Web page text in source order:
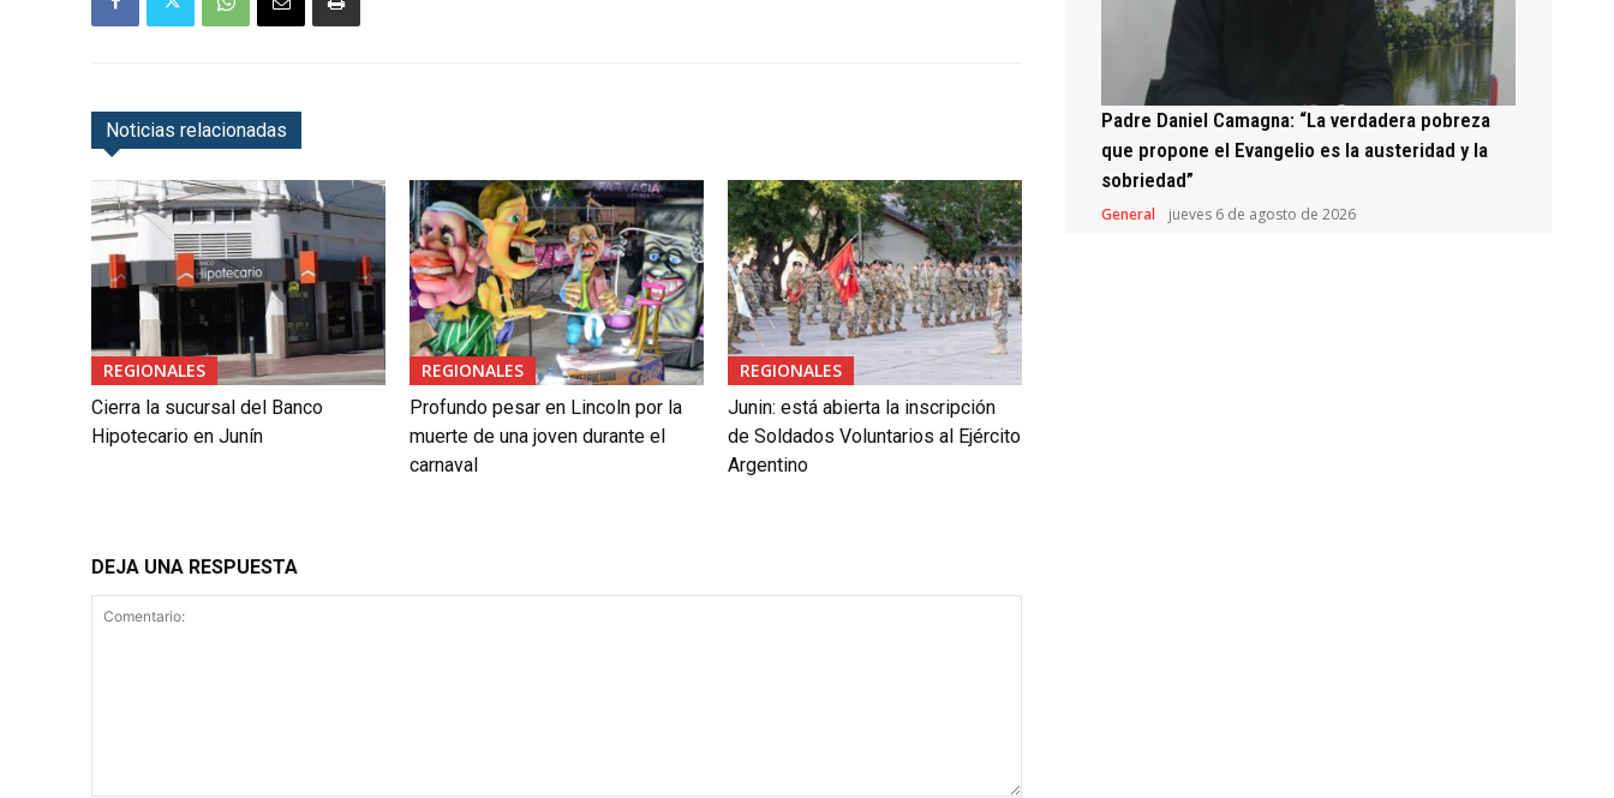
Noticias relacionadas
REGIONALES
Cierra la sucursal del Banco
Hipotecario en Junín
REGIONALES
Profundo pesar en Lincoln por la
muerte de una joven durante el
carnaval
REGIONALES
Junin: está abierta la inscripción
de Soldados Voluntarios al Ejército
Argentino
DEJA UNA RESPUESTA
Padre Daniel Camagna: “La verdadera pobreza
que propone el Evangelio es la austeridad y la
sobriedad”
General jueves 6 de agosto de 2026